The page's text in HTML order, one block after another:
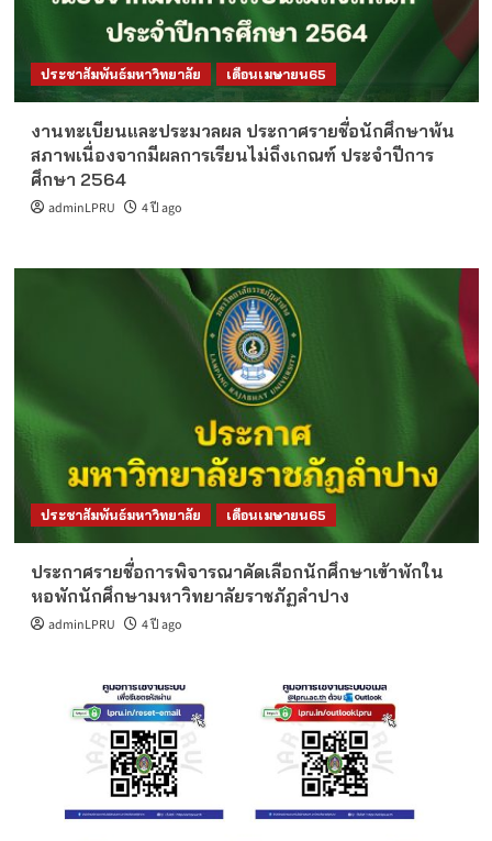
ประชาสัมพันธ์มหาวิทยาลัย เดือนเมษายน65
งานทะเบียนและประมวลผล ประกาศรายชื่อนักศึกษาพ้น
สภาพเนื่องจากมีผลการเรียนไม่ถึงเกณฑ์ ประจำปีการ
ศึกษา 2564
adminLPRU 4 ปี ago
ประชาสัมพันธ์มหาวิทยาลัย เดือนเมษายน65
ประกาศรายชื่อการพิจารณาคัดเลือกนักศึกษาเข้าพักใน
หอพักนักศึกษามหาวิทยาลัยราชภัฏลำปาง
adminLPRU 4 ปี ago